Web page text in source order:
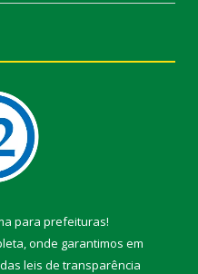
para prefeituras!
onde garantimos em
leis de transparência